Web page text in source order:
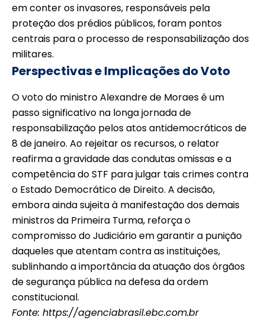
em conter os invasores, responsáveis pela
proteção dos prédios públicos, foram pontos
centrais para o processo de responsabilização dos
militares.
Perspectivas e Implicações do Voto
O voto do ministro Alexandre de Moraes é um
passo significativo na longa jornada de
responsabilização pelos atos antidemocráticos de
8 de janeiro. Ao rejeitar os recursos, o relator
reafirma a gravidade das condutas omissas e a
competência do STF para julgar tais crimes contra
o Estado Democrático de Direito. A decisão,
embora ainda sujeita à manifestação dos demais
ministros da Primeira Turma, reforça o
compromisso do Judiciário em garantir a punição
daqueles que atentam contra as instituições,
sublinhando a importância da atuação dos órgãos
de segurança pública na defesa da ordem
constitucional.
Fonte: https://agenciabrasil.ebc.com.br